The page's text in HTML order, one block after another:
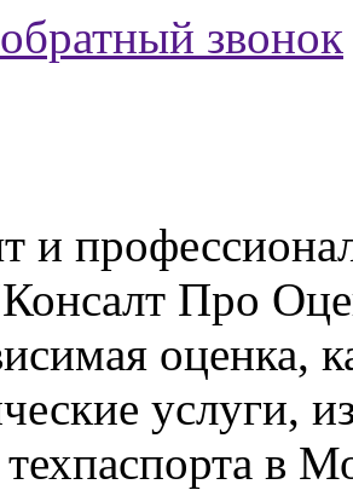
обратный звонок
и
Про
оценка,
услуги,
в